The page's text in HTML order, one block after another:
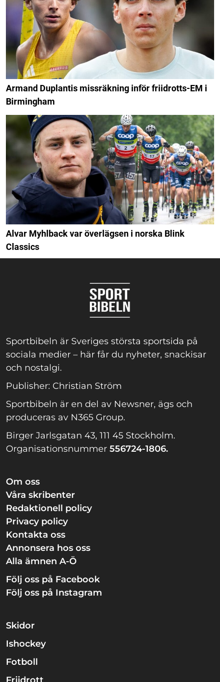
Armand Duplantis missräkning inför friidrotts-EM i
Birmingham
Alvar Myhlback var överlägsen i norska Blink
Classics
Sportbibeln är Sveriges största sportsida på
sociala medier – här får du nyheter, snackisar
och nostalgi.
Publisher: Christian Ström
Sportbibeln är en del av Newsner, ägs och
produceras av N365 Group.
Birger Jarlsgatan 43, 111 45 Stockholm.
Organisationsnummer 556724-1806.
Om oss
Våra skribenter
Redaktionell policy
Privacy policy
Kontakta oss
Annonsera hos oss
Alla ämnen A-Ö
Följ oss på Facebook
Följ oss på Instagram
Skidor
Ishockey
Fotboll